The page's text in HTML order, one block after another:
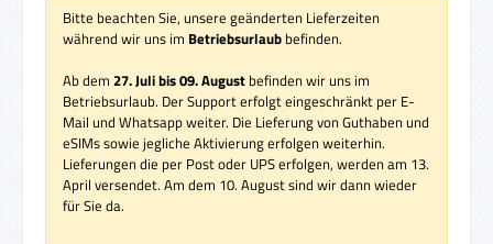
Bitte beachten Sie, unsere geänderten Lieferzeiten
während wir uns im Betriebsurlaub befinden.
Ab dem 27. Juli bis 09. August befinden wir uns im
Betriebsurlaub. Der Support erfolgt eingeschränkt per E-
Mail und Whatsapp weiter. Die Lieferung von Guthaben und
eSIMs sowie jegliche Aktivierung erfolgen weiterhin.
Lieferungen die per Post oder UPS erfolgen, werden am 13.
April versendet. Am dem 10. August sind wir dann wieder
für Sie da.